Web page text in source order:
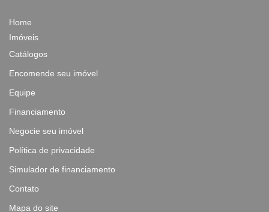
Home
Imóveis
Catálogos
Encomende seu imóvel
Equipe
Financiamento
Negocie seu imóvel
Política de privacidade
Simulador de financiamento
Contato
Mapa do site